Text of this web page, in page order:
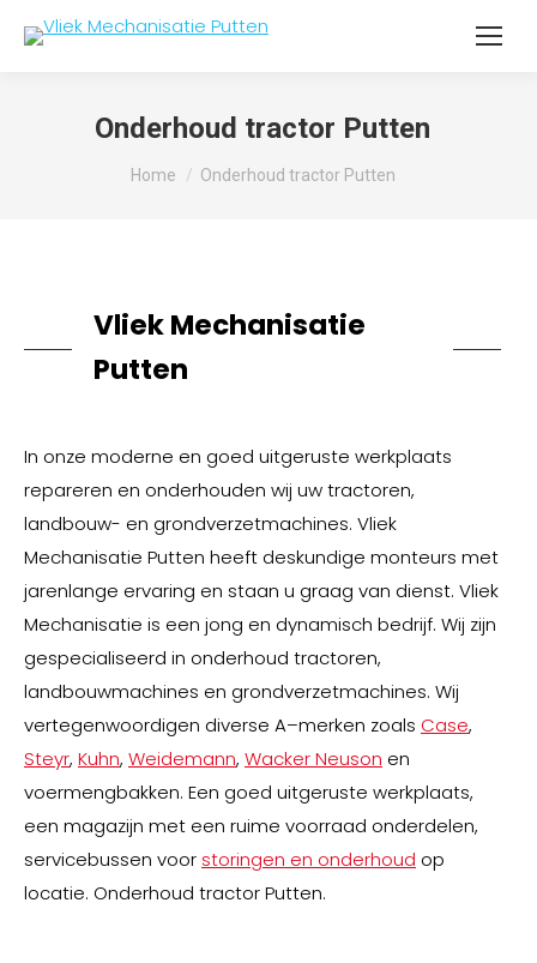
Onderhoud tractor Putten
Je bent hier:
Home Onderhoud tractor Putten
Vliek Mechanisatie
Putten
In onze moderne en goed uitgeruste werkplaats
repareren en onderhouden wij uw tractoren,
landbouw- en grondverzetmachines. Vliek
Mechanisatie Putten heeft deskundige monteurs met
jarenlange ervaring en staan u graag van dienst. Vliek
Mechanisatie is een jong en dynamisch bedrijf. Wij zijn
gespecialiseerd in onderhoud tractoren,
landbouwmachines en grondverzetmachines. Wij
vertegenwoordigen diverse A–merken zoals Case,
Steyr, Kuhn, Weidemann, Wacker Neuson en
voermengbakken. Een goed uitgeruste werkplaats,
een magazijn met een ruime voorraad onderdelen,
servicebussen voor storingen en onderhoud op
locatie. Onderhoud tractor Putten.